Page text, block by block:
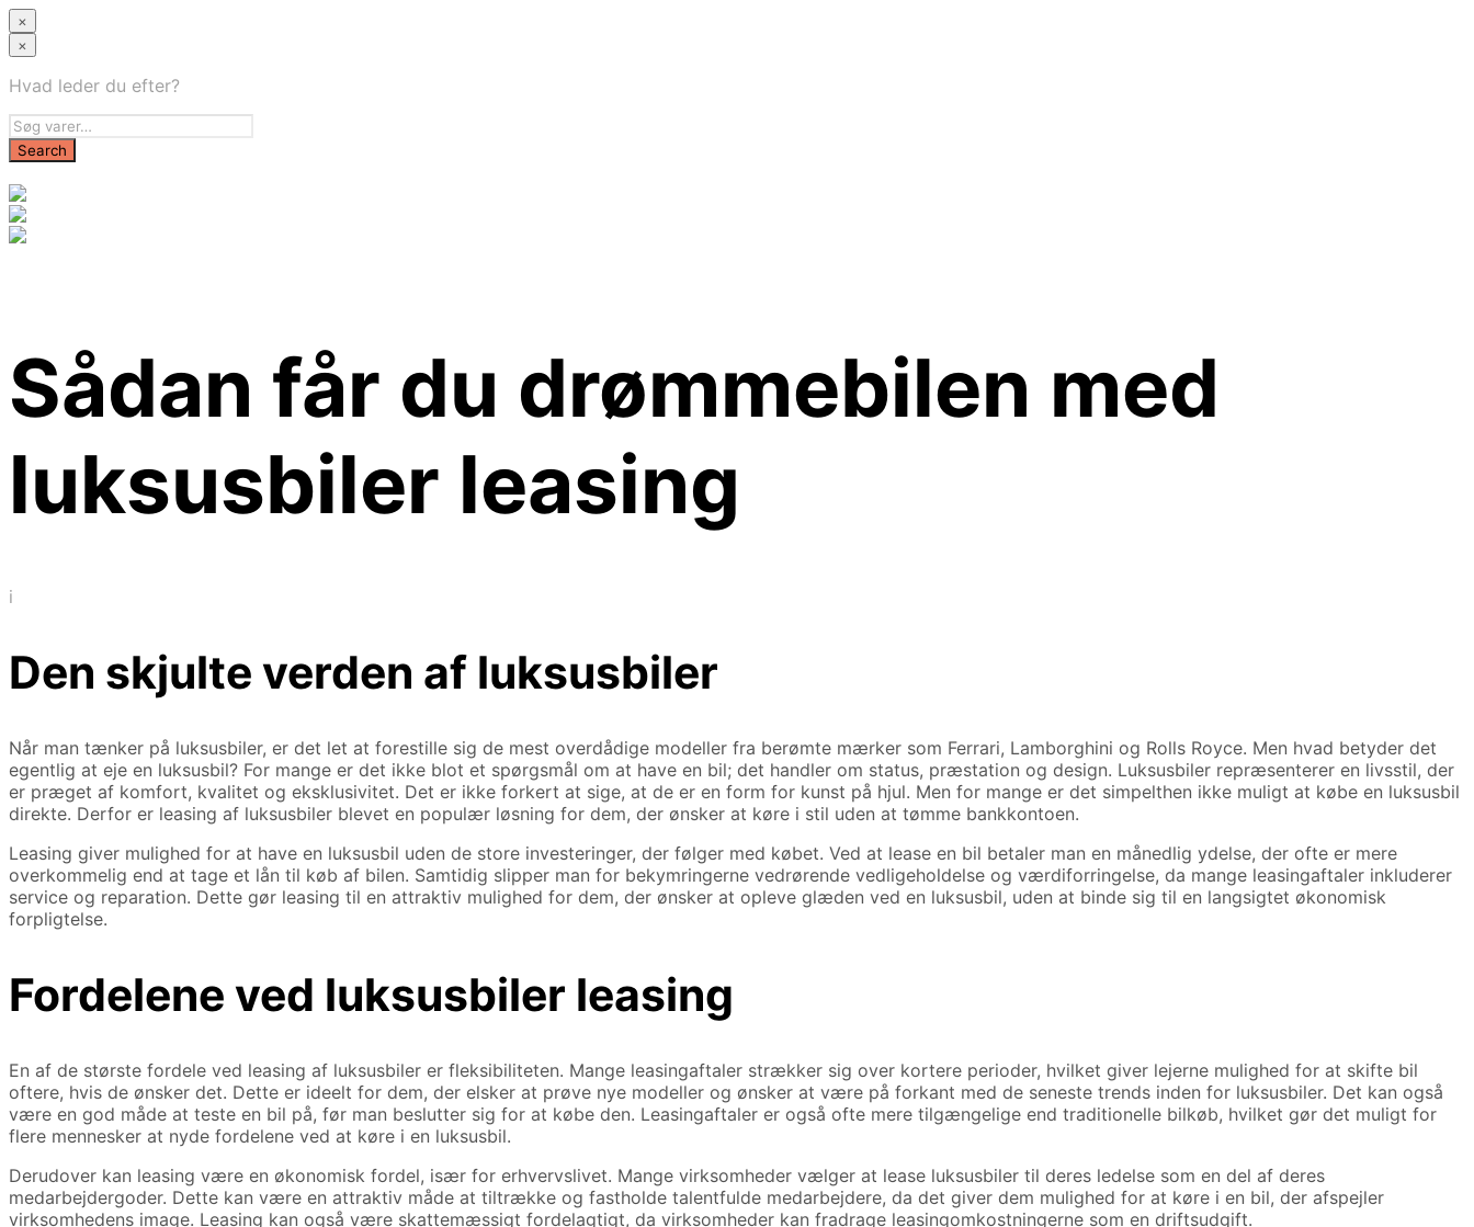
×
×
Hvad leder du efter?
Sådan får du drømmebilen med
luksusbiler leasing
i
Den skjulte verden af luksusbiler
Når man tænker på luksusbiler, er det let at forestille sig de mest overdådige modeller fra berømte mærker som Ferrari, Lamborghini og Rolls Royce. Men hvad betyder det
egentlig at eje en luksusbil? For mange er det ikke blot et spørgsmål om at have en bil; det handler om status, præstation og design. Luksusbiler repræsenterer en livsstil, der
er præget af komfort, kvalitet og eksklusivitet. Det er ikke forkert at sige, at de er en form for kunst på hjul. Men for mange er det simpelthen ikke muligt at købe en luksusbil
direkte. Derfor er leasing af luksusbiler blevet en populær løsning for dem, der ønsker at køre i stil uden at tømme bankkontoen.
Leasing giver mulighed for at have en luksusbil uden de store investeringer, der følger med købet. Ved at lease en bil betaler man en månedlig ydelse, der ofte er mere
overkommelig end at tage et lån til køb af bilen. Samtidig slipper man for bekymringerne vedrørende vedligeholdelse og værdiforringelse, da mange leasingaftaler inkluderer
service og reparation. Dette gør leasing til en attraktiv mulighed for dem, der ønsker at opleve glæden ved en luksusbil, uden at binde sig til en langsigtet økonomisk
forpligtelse.
Fordelene ved luksusbiler leasing
En af de største fordele ved leasing af luksusbiler er fleksibiliteten. Mange leasingaftaler strækker sig over kortere perioder, hvilket giver lejerne mulighed for at skifte bil
oftere, hvis de ønsker det. Dette er ideelt for dem, der elsker at prøve nye modeller og ønsker at være på forkant med de seneste trends inden for luksusbiler. Det kan også
være en god måde at teste en bil på, før man beslutter sig for at købe den. Leasingaftaler er også ofte mere tilgængelige end traditionelle bilkøb, hvilket gør det muligt for
flere mennesker at nyde fordelene ved at køre i en luksusbil.
Derudover kan leasing være en økonomisk fordel, især for erhvervslivet. Mange virksomheder vælger at lease luksusbiler til deres ledelse som en del af deres
medarbejdergoder. Dette kan være en attraktiv måde at tiltrække og fastholde talentfulde medarbejdere, da det giver dem mulighed for at køre i en bil, der afspejler
virksomhedens image. Leasing kan også være skattemæssigt fordelagtigt, da virksomheder kan fradrage leasingomkostningerne som en driftsudgift.